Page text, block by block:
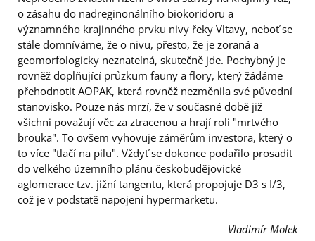
o zásahu do nadreginonálního biokoridoru a
významného krajinného prvku nivy řeky Vltavy, neboť se
stále domníváme, že o nivu, přesto, že je zoraná a
geomorfologicky neznatelná, skutečně jde. Pochybný je
rovněž doplňující průzkum fauny a flory, který žádáme
přehodnotit AOPAK, která rovněž nezměnila své původní
stanovisko. Pouze nás mrzí, že v současné době již
všichni považují věc za ztracenou a hrají roli "mrtvého
brouka". To ovšem vyhovuje záměrům investora, který o
to více "tlačí na pilu". Vždyť se dokonce podařilo prosadit
do velkého územního plánu českobudějovické
aglomerace tzv. jižní tangentu, která propojuje D3 s I/3,
což je v podstatě napojení hypermarketu.
Vladimír Molek